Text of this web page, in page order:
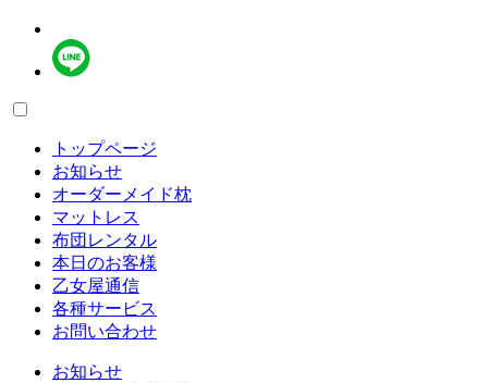
トップページ
お知らせ
オーダーメイド枕
マットレス
布団レンタル
本日のお客様
乙女屋通信
各種サービス
お問い合わせ
お知らせ